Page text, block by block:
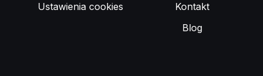
Ustawienia cookies
Kontakt
Blog